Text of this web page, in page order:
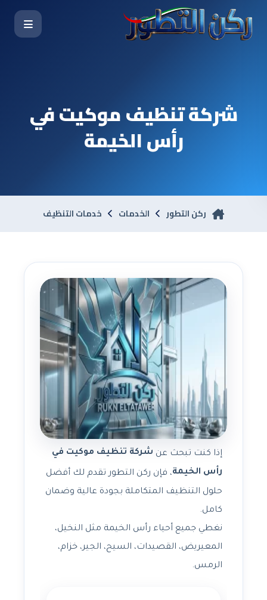
شركة تنظيف موكيت في
رأس الخيمة
ركن التطور الخدمات خدمات التنظيف
إذا كنت تبحث عن شركة تنظيف موكيت في
رأس الخيمة، فإن ركن التطور تقدم لك أفضل
حلول التنظيف المتكاملة بجودة عالية وضمان
كامل.
نغطي جميع أحياء رأس الخيمة مثل النخيل،
المعيريض، القصيدات، السيح، الجير، خزام،
الرمس.